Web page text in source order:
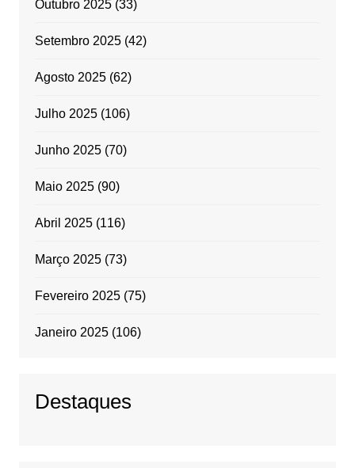
Outubro 2025(33)
Setembro 2025(42)
Agosto 2025(62)
Julho 2025(106)
Junho 2025(70)
Maio 2025(90)
Abril 2025(116)
Março 2025(73)
Fevereiro 2025(75)
Janeiro 2025(106)
Destaques